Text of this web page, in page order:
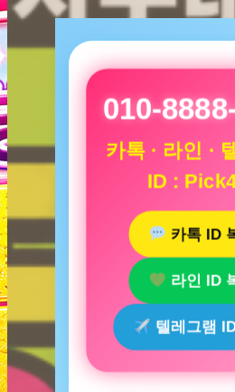
010-
카톡 · 라인 ·
ID :
카톡 ID
라인 ID
텔레그램